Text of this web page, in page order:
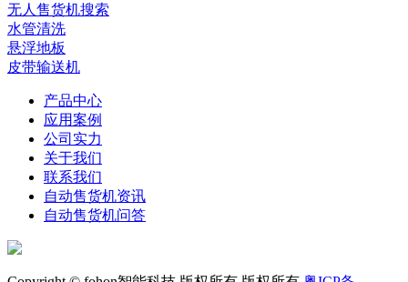
无人售货机搜索
水管清洗
悬浮地板
皮带输送机
产品中心
应用案例
公司实力
关于我们
联系我们
自动售货机资讯
自动售货机问答